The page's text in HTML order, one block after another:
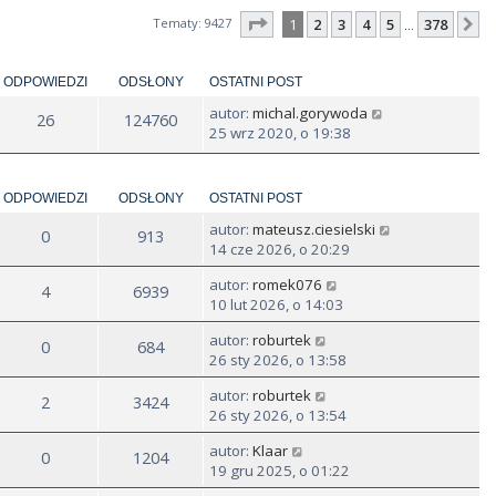
Tematy: 9427 Strona1 z378
1 2 3 4 5 378
ODPOWIEDZI ODSŁONY OSTATNI POST
26 124760 autor: michal.gorywoda
25 wrz 2020, o 19:38
ODPOWIEDZI ODSŁONY OSTATNI POST
0 913 autor: mateusz.ciesielski
14 cze 2026, o 20:29
4 6939 autor: romek076
10 lut 2026, o 14:03
0 684 autor: roburtek
26 sty 2026, o 13:58
2 3424 autor: roburtek
26 sty 2026, o 13:54
0 1204 autor: Klaar
19 gru 2025, o 01:22